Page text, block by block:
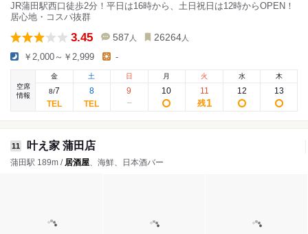
JR蒲田駅西口徒歩2分！平日は16時から、土日祝日は12時からOPEN！
居心地・コスパ抜群
3.45 587 人 26264 人
￥2,000～￥2,999 -
空席
情報
金
8/7
土
8
日
9
月
10
火
11
残1
水
12
木
13
11 叶え家 蒲田店
蒲田駅 189m / 居酒屋、海鮮、日本酒バー